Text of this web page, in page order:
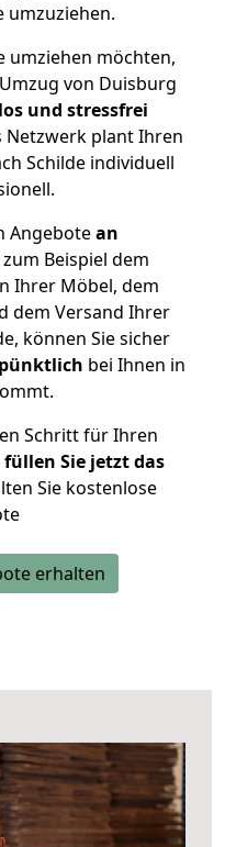
umzuziehen.
umziehen möchten,
von Duisburg
und stressfrei
Netzwerk plant Ihren
Schilde individuell
Angebotean
zum Beispiel dem
Ihrer Möbel, dem
dem Versand Ihrer
können Sie sicher
bei Ihnen in
Schritt für Ihren
füllen Sie jetzt das
Sie kostenlose
erhalten